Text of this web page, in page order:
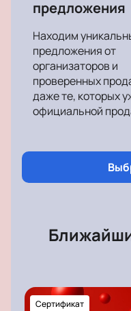
Biru» в
конкурса
предложения
Находим
предложения от
организаторов и
проверенных
даже те, которых
официальной
Сертификат